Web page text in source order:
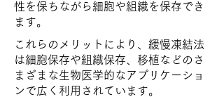
性を保ちながら細胞や組織を保存でき
ます。
これらのメリットにより、緩慢凍結法
は細胞保存や組織保存、移植などのさ
まざまな生物医学的なアプリケーショ
ンで広く利用されています。